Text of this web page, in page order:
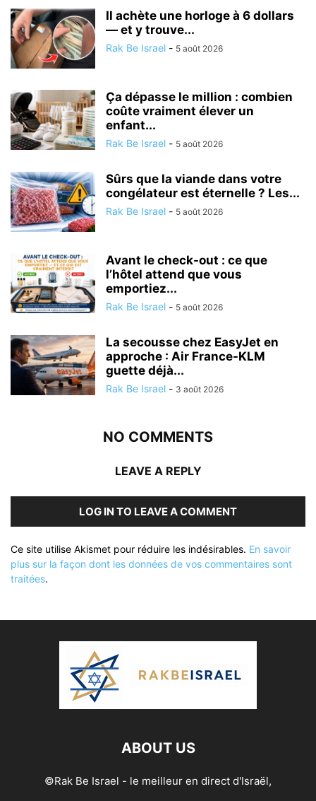
Il achète une horloge à 6 dollars
— et y trouve...
Rak Be Israel - 5 août 2026
Ça dépasse le million : combien
coûte vraiment élever un
enfant...
Rak Be Israel - 5 août 2026
Sûrs que la viande dans votre
congélateur est éternelle ? Les...
Rak Be Israel - 5 août 2026
Avant le check-out : ce que
l’hôtel attend que vous
emportiez...
Rak Be Israel - 5 août 2026
La secousse chez EasyJet en
approche : Air France-KLM
guette déjà...
Rak Be Israel - 3 août 2026
NO COMMENTS
LEAVE A REPLY
LOG IN TO LEAVE A COMMENT
Ce site utilise Akismet pour réduire les indésirables. En savoir
plus sur la façon dont les données de vos commentaires sont
traitées.
ABOUT US
©Rak Be Israel - le meilleur en direct d'Israël,